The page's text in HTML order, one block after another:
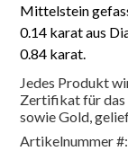
Mittelstein
0.14 karat aus
0.84 karat.
Jedes Produkt
Zertifikat für das
sowie Gold,
Artikelnummer #: